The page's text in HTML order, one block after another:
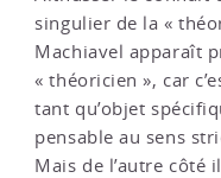
singulier de la «
Machiavel apparaît
« théoricien », car
tant qu’objet
pensable au sens
Mais de l’autre côté